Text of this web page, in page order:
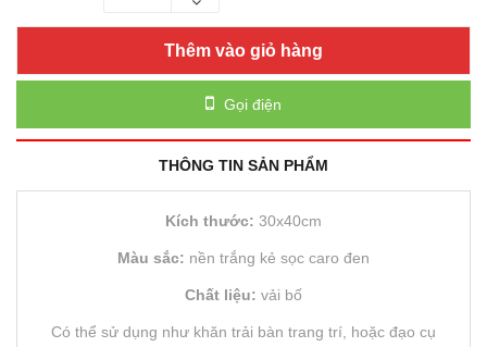
Thêm vào giỏ hàng
Gọi điện
THÔNG TIN SẢN PHẨM
Kích thước: 30x40cm
Màu sắc: nền trắng kẻ sọc caro đen
Chất liệu: vải bố
Có thể sử dụng như khăn trải bàn trang trí, hoặc đạo cụ